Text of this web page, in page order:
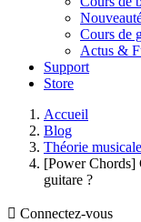
Cours de
Actus &
Support
Store
Accueil
Blog
Théorie musicale
[Power Chords]
guitare ?
 Connectez-vous